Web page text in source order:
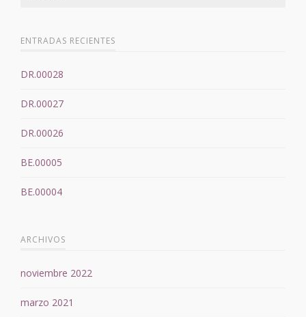
ENTRADAS RECIENTES
DR.00028
DR.00027
DR.00026
BE.00005
BE.00004
ARCHIVOS
noviembre 2022
marzo 2021